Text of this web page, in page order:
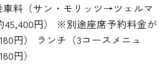
車料（サン・モリッツ→ツェルマ
45,400円） ※別途座席予約料金が
円） ランチ（3コースメニュ
円）